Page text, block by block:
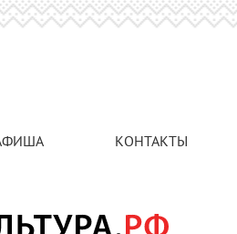
КОНТАКТЫ